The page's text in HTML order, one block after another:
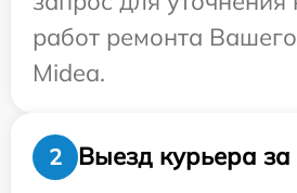
работ ремонта
Midea.
2
Выезд курьера за